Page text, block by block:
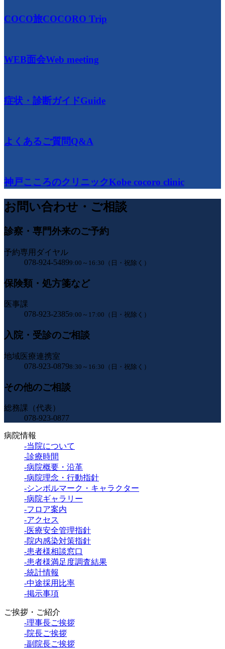
COCO旅COCORO Trip
WEB面会Web meeting
症状・診断ガイドGuide
よくあるご質問Q&A
神戸こころのクリニックKobe cocoro clinic
お問い合わせ・ご相談
診察・専門外来のご予約
予約専用ダイヤル
078-924-54899:00～16:30（日・祝除く）
保険類・処方箋など
医事課
078-923-23859:00～17:00（日・祝除く）
入院・受診のご相談
地域医療連携室
078-923-08798:30～16:30（日・祝除く）
その他のご相談
総務課（代表）
078-923-0877
病院情報
-当院について
-診療時間
-病院概要・沿革
-病院理念・行動指針
-シンボルマーク・キャラクター
-病院ギャラリー
-フロア案内
-アクセス
-医療安全管理指針
-院内感染対策指針
-患者様相談窓口
-患者様満足度調査結果
-統計情報
-中途採用比率
-掲示事項
ご挨拶・ご紹介
-理事長ご挨拶
-院長ご挨拶
-副院長ご挨拶